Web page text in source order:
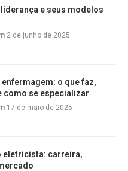
e seus modelos
2 de junho de 2025
o que faz,
como se especializar
17 de maio de 2025
eletricista: carreira,